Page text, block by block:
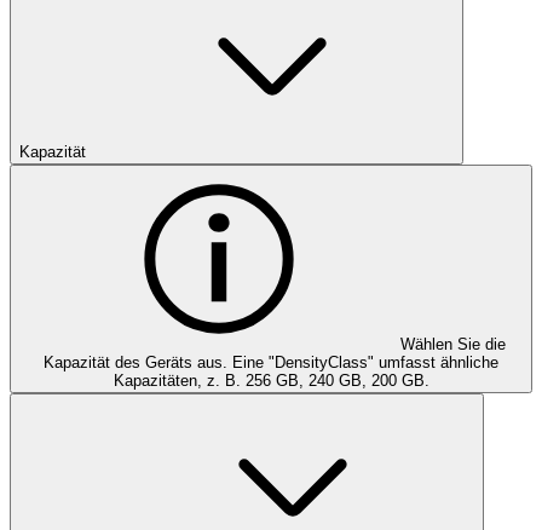
Kapazität
Wählen Sie die
Kapazität des Geräts aus. Eine "DensityClass" umfasst ähnliche
Kapazitäten, z. B. 256 GB, 240 GB, 200 GB.